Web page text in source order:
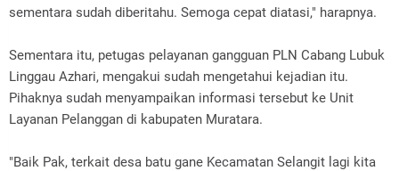
sementara sudah diberitahu. Semoga cepat diatasi," harapnya.
Sementara itu, petugas pelayanan gangguan PLN Cabang Lubuk
Linggau Azhari, mengakui sudah mengetahui kejadian itu.
Pihaknya sudah menyampaikan informasi tersebut ke Unit
Layanan Pelanggan di kabupaten Muratara.
"Baik Pak, terkait desa batu gane Kecamatan Selangit lagi kita